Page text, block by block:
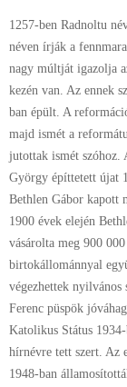
1257-ben Radnoltu
néven írják a
nagy múltját igazolja
kezén van. Az ennek
ban épült. A
majd ismét a
jutottak ismét szóhoz.
György építtetett újat
Bethlen Gábor kapott
1900 évek elején
vásárolta meg 900
birtokállománnyal
végezhettek nyilvános
Ferenc püspök
Katolikus Státus
hírnévre tett szert. Az
1948-ban